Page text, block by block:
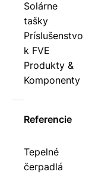
Solárne
tašky
Príslušenstvo
k FVE
Produkty &
Komponenty
Referencie
Tepelné
čerpadlá